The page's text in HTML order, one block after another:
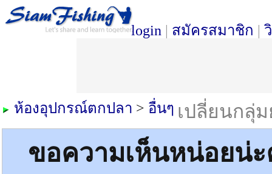
login | สมัครสมาชิก |
เปลี่ยนกลุ่
ห้องอุปกรณ์ตกปลา > อื่นๆ
ขอความเห็นหน่อยน่ะ